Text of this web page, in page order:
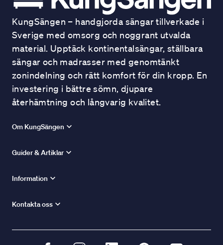
KungSängen – handgjorda sängar tillverkade i
Sverige med omsorg och noggrant utvalda
material. Upptäck kontinentalsängar, ställbara
sängar och madrasser med genomtänkt
zonindelning och rätt komfort för din kropp. En
investering i bättre sömn, djupare
återhämtning och långvarig kvalitet.
Om KungSängen
Guider & Artiklar
Information
Kontakta oss